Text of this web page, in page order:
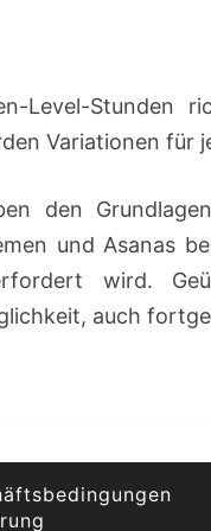
Level-Stunden
Variationen für
den
und Asanas
wird.
auch